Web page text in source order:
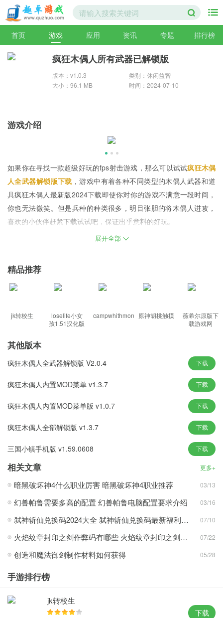
首页 游戏 应用 资讯 专题 排行榜
疯狂木偶人所有武器已解锁版
版本：v1.0.3
类别：休闲益智
大小：96.1 MB
时间：2024-07-10
游戏介绍
如果你在寻找一款超级好玩的fps射击游戏，那么可以试试疯狂木偶
人全武器解锁版下载 ，游戏中有着各种不同类型的木偶人武器和道
具疯狂木偶人最新版2024下载即使你对你的游戏不满意一段时间，
你也无法微笑。但是兵种的种类很多，明目张胆的将木偶人进攻，
喜欢的小伙伴赶紧下载试试吧，保证出乎意料的好玩。
疯狂木偶人所有武器已解锁版特色
全新的场景地图，更加的暴力出击，等你一一进行尝试
残暴的出击，各种武器使用，对木偶人疯狂的进行折磨
贱萌的木偶人是你虐待的对象，各种各样的道具武器使用
疯狂木偶人所有武器已解锁版看点
高清逼真的3D写实画面，让你沉浸于游戏之中!
可以一边游戏，一边做事，只要点一点就行
疯狂木偶人所有武器已解锁版优势
简单的操作手法易上手，所有的玩家都可以轻松的利用他来发泄情
绪!
币可以快速疯狂点击屏幕。
利用点激光步枪时，一枪是10金币，虽然金币比火箭筒少，但是速
度却很快。
一定要敏捷的操控手机屏幕，选择出攻击目标，快速的进攻人体中
你也有自己的模式来选择你的关卡，滑动屏幕来操控自己的病菌，
选择攻击目标即可。
疯狂木偶人所有武器已解锁版测评
上百种不同特性的武器道具任意选择，将给你带来无与伦比的爽快
展开全部
精品推荐
jk转校生
loselife小女
孩1.51汉化版
campwhithmon 原神胡桃触摸
薇希尔原版下
载游戏网
其他版本
疯狂木偶人全武器解锁版 V2.0.4 下载
疯狂木偶人内置MOD菜单 v1.3.7 下载
疯狂木偶人内置MOD菜单版 v1.0.7 下载
疯狂木偶人全部解锁版 v1.3.7 下载
三国小镇手机版 v1.59.0608 下载
相关文章 更多+
暗黑破坏神4什么职业厉害 暗黑破坏神4职业推荐 03/13
幻兽帕鲁需要多高的配置 幻兽帕鲁电脑配置要求介绍 03/16
弑神斩仙兑换码2024大全 弑神斩仙兑换码最新福利汇总 07/10
火焰纹章封印之剑作弊码有哪些 火焰纹章封印之剑金手指代码最新分享 07/22
创造和魔法御剑制作材料如何获得 05/28
手游排行榜
jk转校生
下载